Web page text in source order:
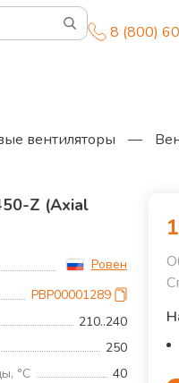
8 (800)
вентиляторы —
Z (Axial
Ровен
РВР00001289
210..240
250
°С
40